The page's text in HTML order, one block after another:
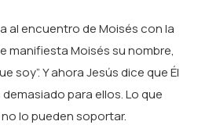
al encuentro de Moisés con la
manifiesta Moisés su nombre,
soy”. Y ahora Jesús dice que Él
demasiado para ellos. Lo que
lo pueden soportar.